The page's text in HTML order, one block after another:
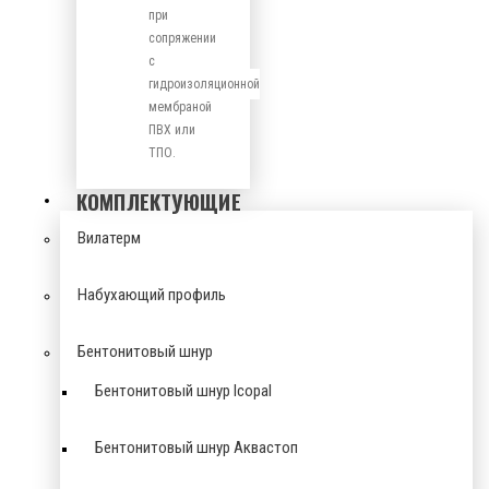
при
сопряжении
с
гидроизоляционной
мембраной
ПВХ или
ТПО.
КОМПЛЕКТУЮЩИЕ
Вилатерм
Набухающий профиль
Бентонитовый шнур
Бентонитовый шнур Icopal
Бентонитовый шнур Аквастоп